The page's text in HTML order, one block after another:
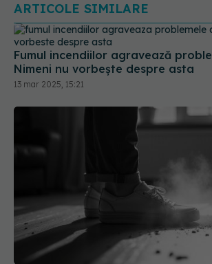
Nimeni nu vorbește despre asta
13 mar 2025, 15:21
De ce să NU mai porți niciodată
stradă în casă? Adevărul șocant
aducem pe tălpi!
15 apr 2025, 20:59